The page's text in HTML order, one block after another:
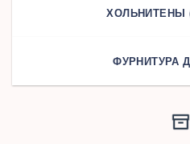
ХОЛЬНИТЕНЫ
ФУРНИТУРА